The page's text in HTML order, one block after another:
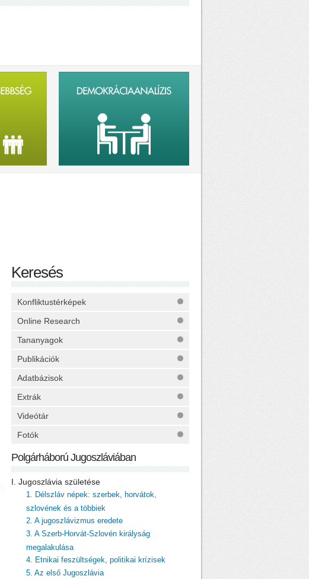
Keresés
Konfliktustérképek
Online Research
Tananyagok
Publikációk
Adatbázisok
Extrák
Videótár
Fotók
Polgárháború Jugoszláviában
I. Jugoszlávia születése
1. Délszláv népek: szerbek, horvátok,
szlovének és a többiek
2. A jugoszlávizmus eredete
3. A Szerb-Horvát-Szlovén királyság
megalakulása
4. Etnikai feszültségek, politikai krízisek
5. Az első Jugoszlávia